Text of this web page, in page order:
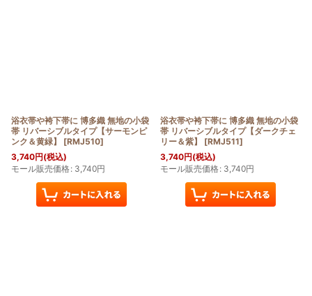
浴衣帯や袴下帯に 博多織 無地の小袋
帯 リバーシブルタイプ【サーモンピ
ンク＆黄緑】
[RMJ510]
3,740円(税込)
モール販売価格: 3,740円
浴衣帯や袴下帯に 博多織 無地の小袋
帯 リバーシブルタイプ【ダークチェ
リー＆紫】
[RMJ511]
3,740円(税込)
モール販売価格: 3,740円